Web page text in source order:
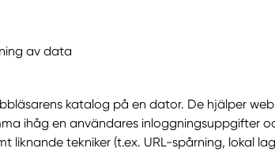
av data
katalog på en dator. De hjälper
ihåg en användares inloggningsuppgifter
liknande tekniker (t.ex. URL-spårning, lokal